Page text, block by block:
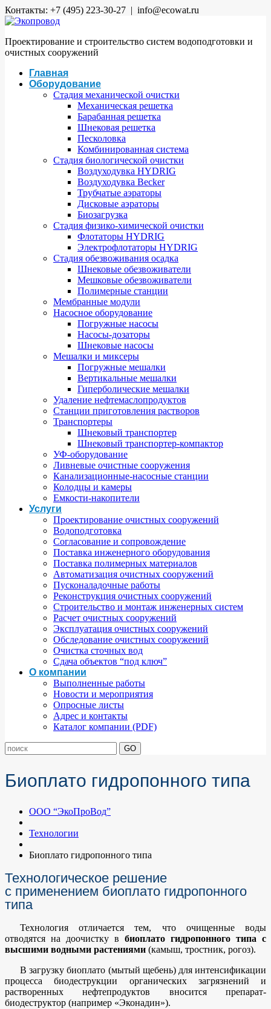
Контакты: +7 (495) 223-30-27 | info@ecowat.ru
Проектирование и строительство систем водоподготовки и
очистных сооружений
Главная
Оборудование
Стадия механической очистки
Механическая решетка
Барабанная решетка
Шнековая решетка
Песколовка
Комбинированная система
Стадия биологической очистки
Воздуходувка HYDRIG
Воздуходувка Becker
Трубчатые аэраторы
Дисковые аэраторы
Биозагрузка
Стадия физико-химической очистки
Флотаторы HYDRIG
Электрофлотаторы HYDRIG
Стадия обезвоживания осадка
Шнековые обезвоживатели
Мешковые обезвоживатели
Полимерные станции
Мембранные модули
Насосное оборудование
Погружные насосы
Насосы-дозаторы
Шнековые насосы
Мешалки и миксеры
Погружные мешалки
Вертикальные мешалки
Гиперболические мешалки
Удаление нефтемаслопродуктов
Станции приготовления растворов
Транспортеры
Шнековый транспортер
Шнековый транспортер-компактор
УФ-оборудование
Ливневые очистные сооружения
Канализационные-насосные станции
Колодцы и камеры
Емкости-накопители
Услуги
Проектирование очистных сооружений
Водоподготовка
Согласование и сопровождение
Поставка инженерного оборудования
Поставка полимерных материалов
Автоматизация очистных сооружений
Пусконаладочные работы
Реконструкция очистных сооружений
Строительство и монтаж инженерных систем
Расчет очистных сооружений
Эксплуатация очистных сооружений
Обследование очистных сооружений
Очистка сточных вод
Сдача объектов “под ключ”
О компании
Выполненные работы
Новости и мероприятия
Опросные листы
Адрес и контакты
Каталог компании (PDF)
Биоплато гидропонного типа
ООО “ЭкоПроВод”
Технологии
Биоплато гидропонного типа
Технологическое решение
с применением биоплато гидропонного
типа
Технология отличается тем, что очищенные воды
отводятся на доочистку в биоплато гидропонного типа с
высшими водными растениями (камыш, тростник, рогоз).
В загрузку биоплато (мытый щебень) для интенсификации
процесса биодеструкции органических загрязнений и
растворенных нефтепродуктов вносится препарат-
биодеструктор (например «Эконадин»).